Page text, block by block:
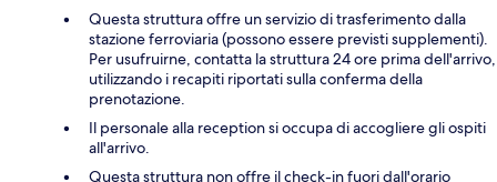
Questa struttura offre un servizio di trasferimento dalla
stazione ferroviaria (possono essere previsti supplementi).
Per usufruirne, contatta la struttura 24 ore prima dell'arrivo,
utilizzando i recapiti riportati sulla conferma della
prenotazione.
Il personale alla reception si occupa di accogliere gli ospiti
all'arrivo.
Questa struttura non offre il check-in fuori dall'orario